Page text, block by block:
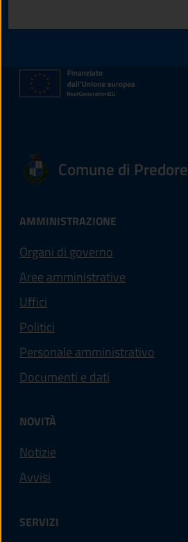
Comune di Predore
AMMINISTRAZIONE
Organi di governo
Aree amministrative
Uffici
Politici
Personale amministrativo
Documenti e dati
NOVITÀ
Notizie
Avvisi
SERVIZI